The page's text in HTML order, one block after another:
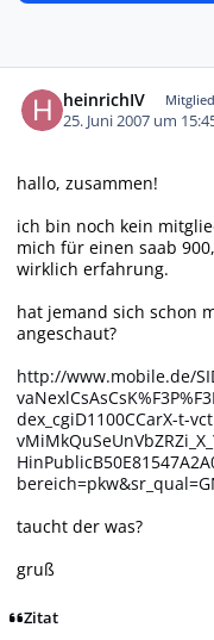
heinrichIV Mitglied
25. Juni 2007 um
hallo, zusammen!
ich bin noch kein
mich für einen saab
wirklich erfahrung.
hat jemand sich schon
angeschaut?
http://www.mobile.de/
dex_cgiD1100CCarX-t-
taucht der was?
gruß
Zitat